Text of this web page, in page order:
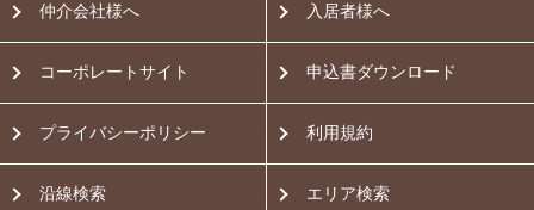
仲介会社様へ 入居者様へ
コーポレートサイト 申込書ダウンロード
プライバシーポリシー 利用規約
沿線検索 エリア検索